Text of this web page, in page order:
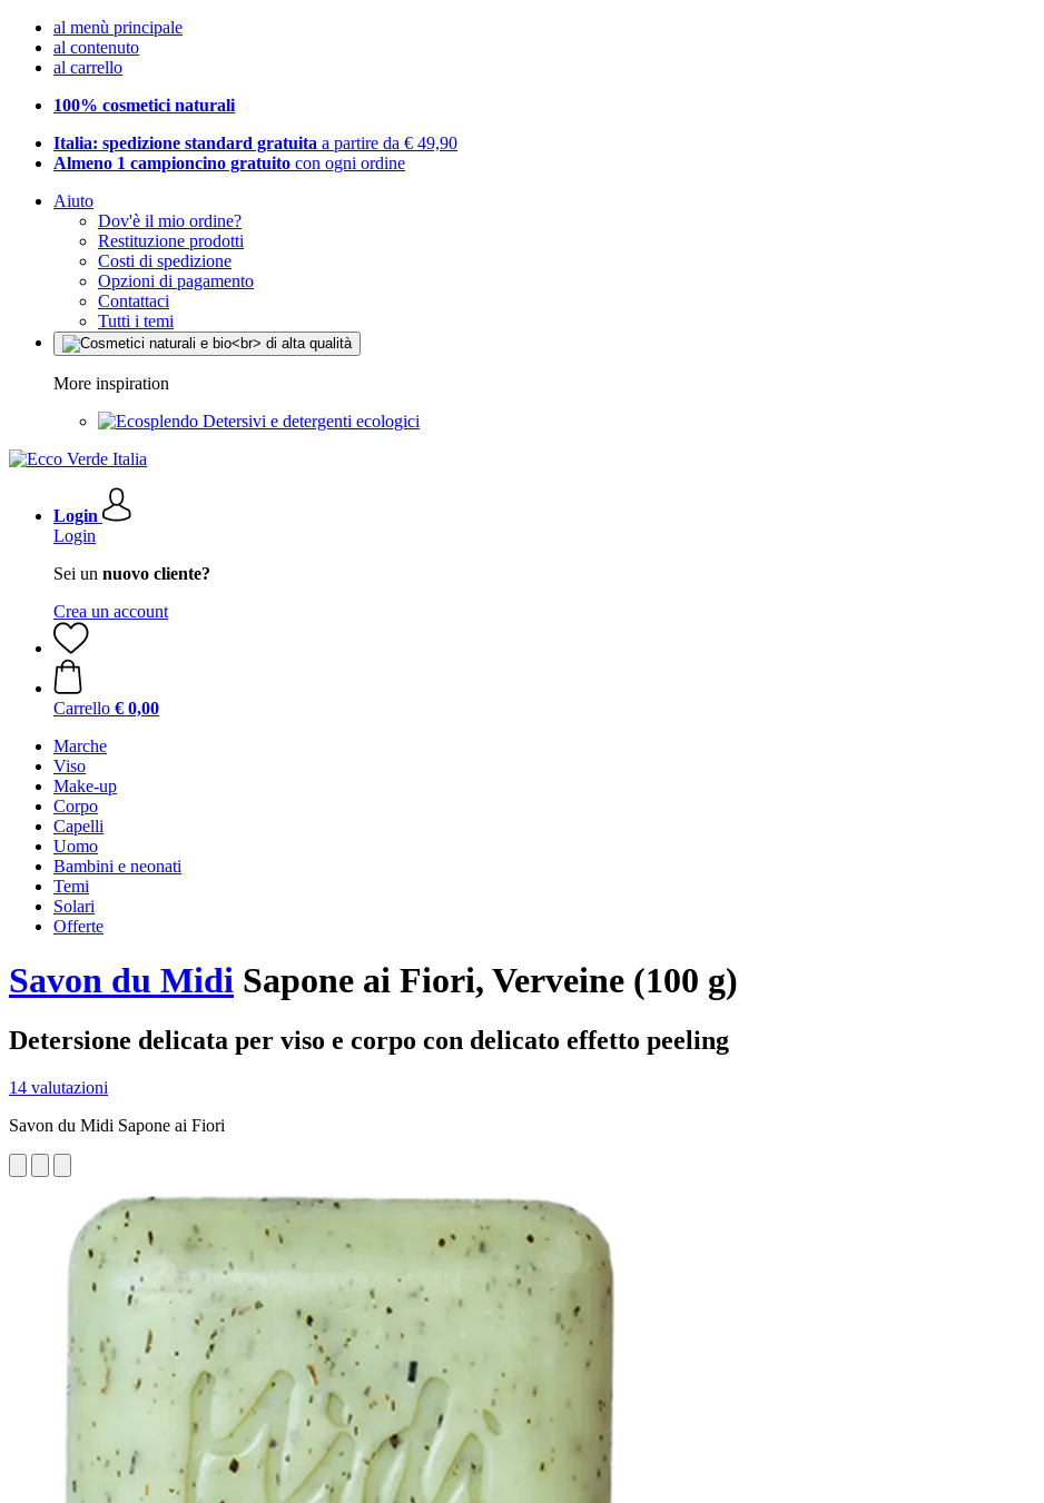
al menù principale
al contenuto
al carrello
100% cosmetici naturali
Italia: spedizione standard gratuita a partire da € 49,90
Almeno 1 campioncino gratuito con ogni ordine
Aiuto
Dov'è il mio ordine?
Restituzione prodotti
Costi di spedizione
Opzioni di pagamento
Contattaci
Tutti i temi
More inspiration
Detersivi e detergenti ecologici
Login
Login
Sei un nuovo cliente?
Crea un account
Carrello € 0,00
Marche
Viso
Make-up
Corpo
Capelli
Uomo
Bambini e neonati
Temi
Solari
Offerte
Savon du Midi Sapone ai Fiori, Verveine (100 g)
Detersione delicata per viso e corpo con delicato effetto peeling
14 valutazioni
Savon du Midi Sapone ai Fiori